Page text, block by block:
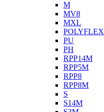
M
MV8
MXL
POLYFLEX
PU
PH
RPP14M
RPP5M
RPP8
RPP8M
S
S14M